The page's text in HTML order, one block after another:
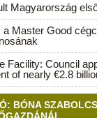
Magyarország
a Master Good
Facility: Council
of nearly €2.8
BÓNA